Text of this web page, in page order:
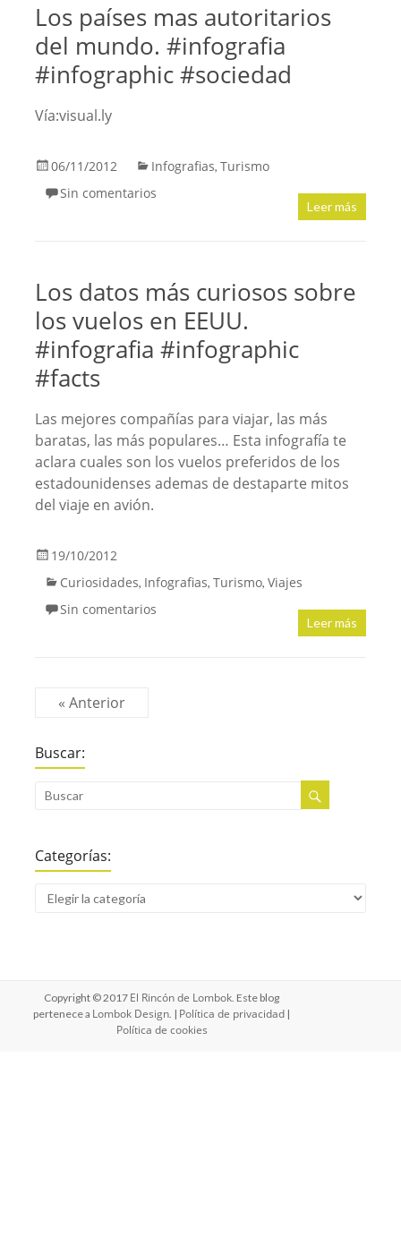
Los países mas autoritarios
del mundo. #infografia
#infographic #sociedad
Vía:visual.ly
06/11/2012 Infografias, Turismo
Sin comentarios
Leer más
Los datos más curiosos sobre
los vuelos en EEUU.
#infografia #infographic
#facts
Las mejores compañías para viajar, las más
baratas, las más populares… Esta infografía te
aclara cuales son los vuelos preferidos de los
estadounidenses ademas de destaparte mitos
del viaje en avión.
19/10/2012
Curiosidades, Infografias, Turismo, Viajes
Sin comentarios
Leer más
« Anterior
Buscar:
Categorías:
Copyright © 2017 El Rincón de Lombok . Este blog
pertenece a Lombok Design . | Política de privacidad |
Política de cookies